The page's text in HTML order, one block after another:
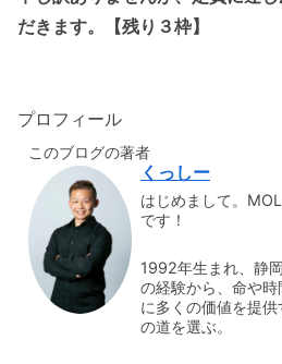
だきます。【残り３枠】
プロフィール
このブログの著者
くっしー
はじめまして。
です！
1992年生まれ、静
の経験から、命や
に多くの価値を提
の道を選ぶ。